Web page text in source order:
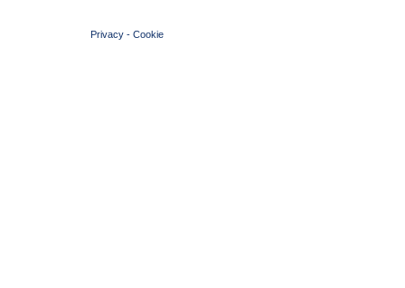
Privacy - Cookie